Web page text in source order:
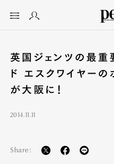
英国ジェンツの最重
ド エスクワイヤーの
が大阪に！
2014.11.11
Share: